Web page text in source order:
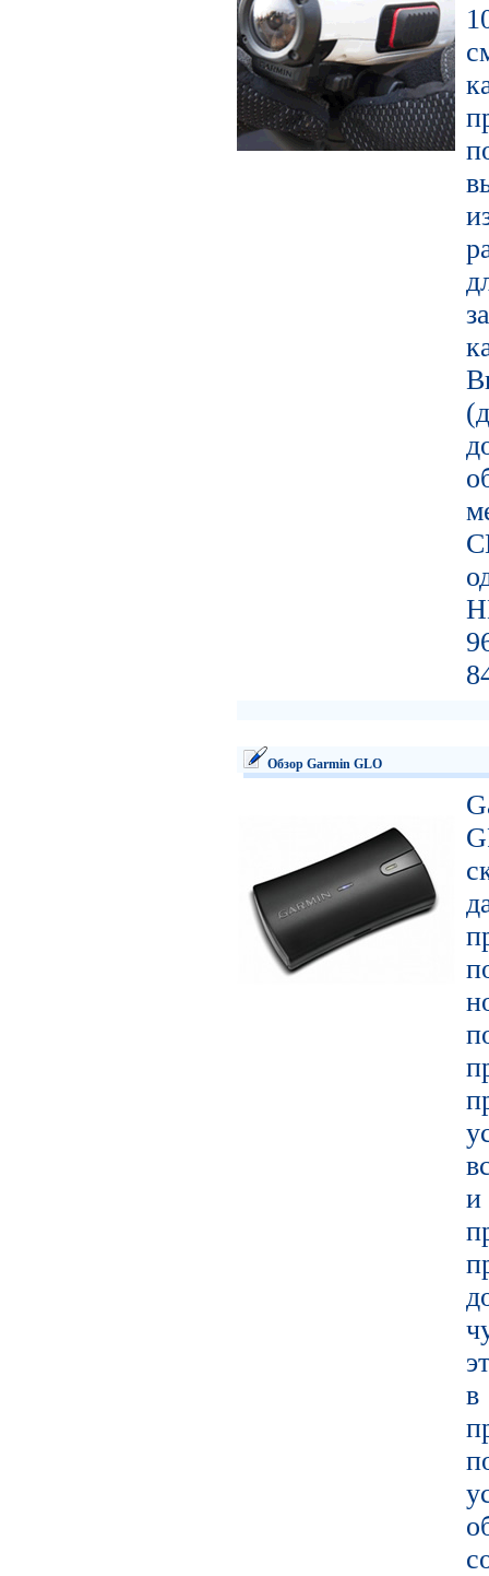
Обзор Garmin GLO